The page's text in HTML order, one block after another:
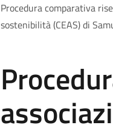
Procedura comparativa
sostenibilità (CEAS) di